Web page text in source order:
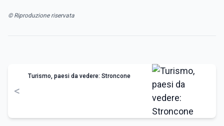
© Riproduzione riservata
<
Turismo, paesi da vedere: Stroncone